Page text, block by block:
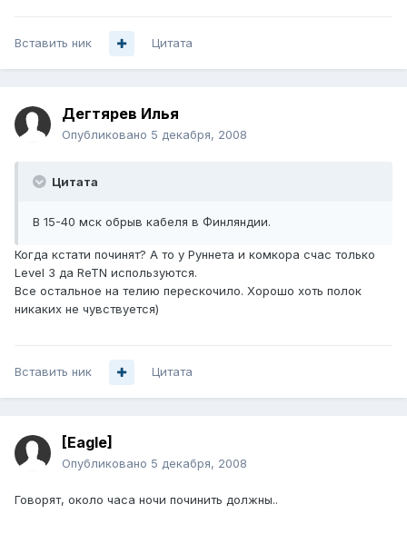
Вставить ник Цитата
Дегтярев Илья
Опубликовано 5 декабря, 2008
Цитата
В 15-40 мск обрыв кабеля в Финляндии.
Когда кстати починят? А то у Руннета и комкора счас только
Level 3 да ReTN используются.
Все остальное на телию перескочило. Хорошо хоть полок
никаких не чувствуется)
Вставить ник Цитата
[Eagle]
Опубликовано 5 декабря, 2008
Говорят, около часа ночи починить должны..